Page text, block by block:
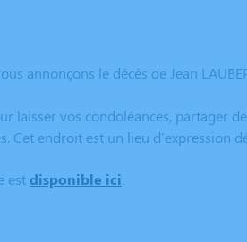
annonçons le décès de Jean
laisser vos condoléances, partager
Cet endroit est un lieu d'expression
est disponible ici.